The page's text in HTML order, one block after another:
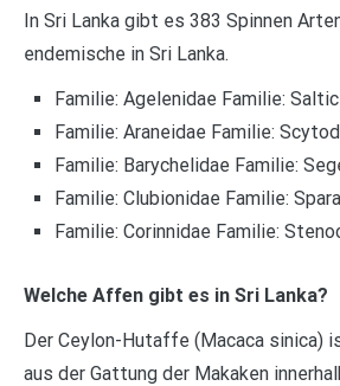
In Sri Lanka gibt es 383 Spinnen
endemische in Sri Lanka.
Familie: Agelenidae Familie:
Familie: Araneidae Familie:
Familie: Barychelidae Familie:
Familie: Clubionidae Familie:
Familie: Corinnidae Familie:
Welche Affen gibt es in Sri Lanka?
Der Ceylon-Hutaffe (Macaca sinica)
aus der Gattung der Makaken